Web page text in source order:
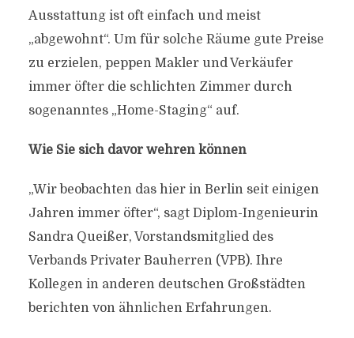
Ausstattung ist oft einfach und meist
„abgewohnt“. Um für solche Räume gute Preise
zu erzielen, peppen Makler und Verkäufer
immer öfter die schlichten Zimmer durch
sogenanntes „Home-Staging“ auf.
Wie Sie sich davor wehren können
„Wir beobachten das hier in Berlin seit einigen
Jahren immer öfter“, sagt Diplom-Ingenieurin
Sandra Queißer, Vorstandsmitglied des
Verbands Privater Bauherren (VPB). Ihre
Kollegen in anderen deutschen Großstädten
berichten von ähnlichen Erfahrungen.